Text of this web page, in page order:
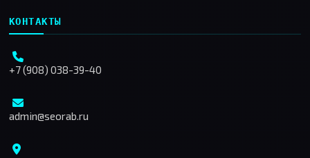
КОНТАКТЫ
+7 (908) 038-39-40
admin@seorab.ru